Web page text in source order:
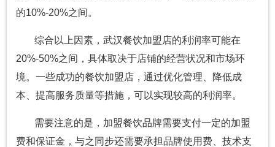
的10%-20%之间。
综合以上因素，武汉餐饮加盟店的利润率可能在
20%-50%之间，具体取决于店铺的经营状况和市场环
境。一些成功的餐饮加盟店，通过优化管理、降低成
本、提高服务质量等措施，可以实现较高的利润率。
需要注意的是，加盟餐饮品牌需要支付一定的加盟
费和保证金，与之同步还需要承担品牌使用费、技术支